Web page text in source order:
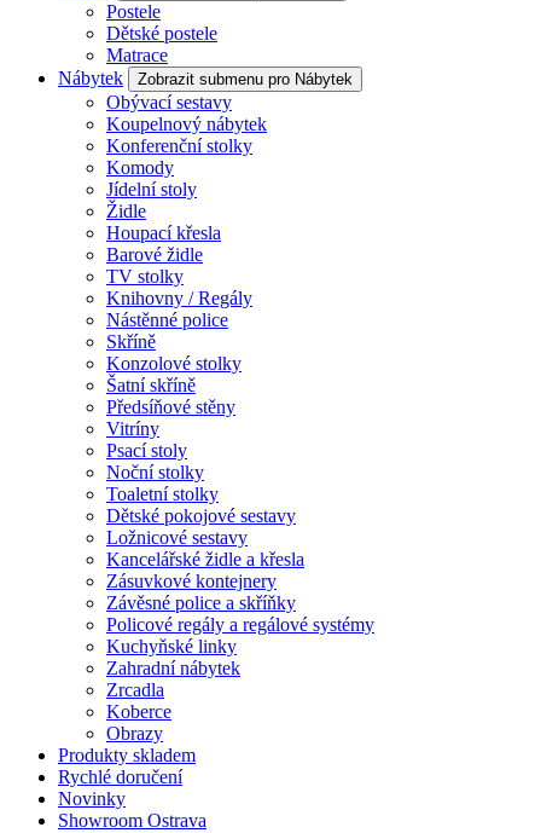
Postele
Dětské postele
Matrace
Nábytek
Zobrazit submenu pro Nábytek
Obývací sestavy
Koupelnový nábytek
Konferenční stolky
Komody
Jídelní stoly
Židle
Houpací křesla
Barové židle
TV stolky
Knihovny / Regály
Nástěnné police
Skříně
Konzolové stolky
Šatní skříně
Předsíňové stěny
Vitríny
Psací stoly
Noční stolky
Toaletní stolky
Dětské pokojové sestavy
Ložnicové sestavy
Kancelářské židle a křesla
Zásuvkové kontejnery
Závěsné police a skříňky
Policové regály a regálové systémy
Kuchyňské linky
Zahradní nábytek
Zrcadla
Koberce
Obrazy
Produkty skladem
Rychlé doručení
Novinky
Showroom Ostrava